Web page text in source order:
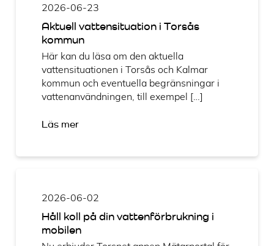
2026-06-23
Aktuell vattensituation i Torsås
kommun
Här kan du läsa om den aktuella
vattensituationen i Torsås och Kalmar
kommun och eventuella begränsningar i
vattenanvändningen, till exempel […]
Läs mer
2026-06-02
Håll koll på din vattenförbrukning i
mobilen